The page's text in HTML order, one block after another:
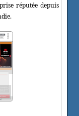
réputée depuis